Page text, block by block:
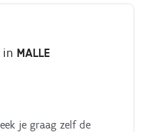
in MALLE
je graag zelf de